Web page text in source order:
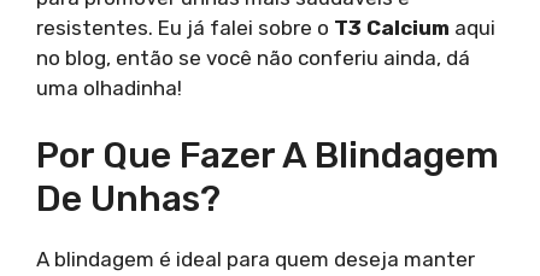
resistentes. Eu já falei sobre o T3 Calcium aqui
no blog, então se você não conferiu ainda, dá
uma olhadinha!
Por Que Fazer A Blindagem
De Unhas?
A blindagem é ideal para quem deseja manter